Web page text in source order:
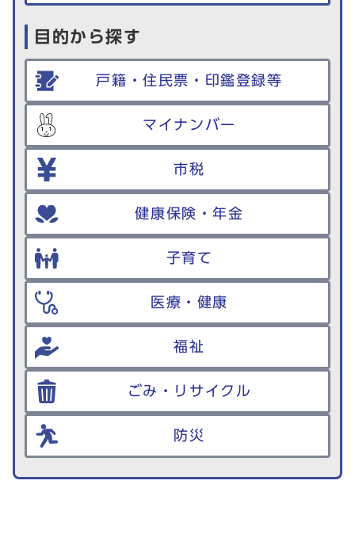
目的から探す
戸籍・住民票・印鑑登録等
マイナンバー
市税
健康保険・年金
子育て
医療・健康
福祉
ごみ・リサイクル
防災